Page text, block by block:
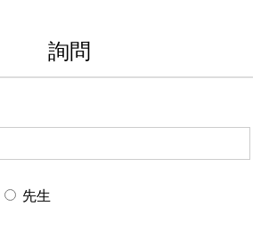
詢問
先生